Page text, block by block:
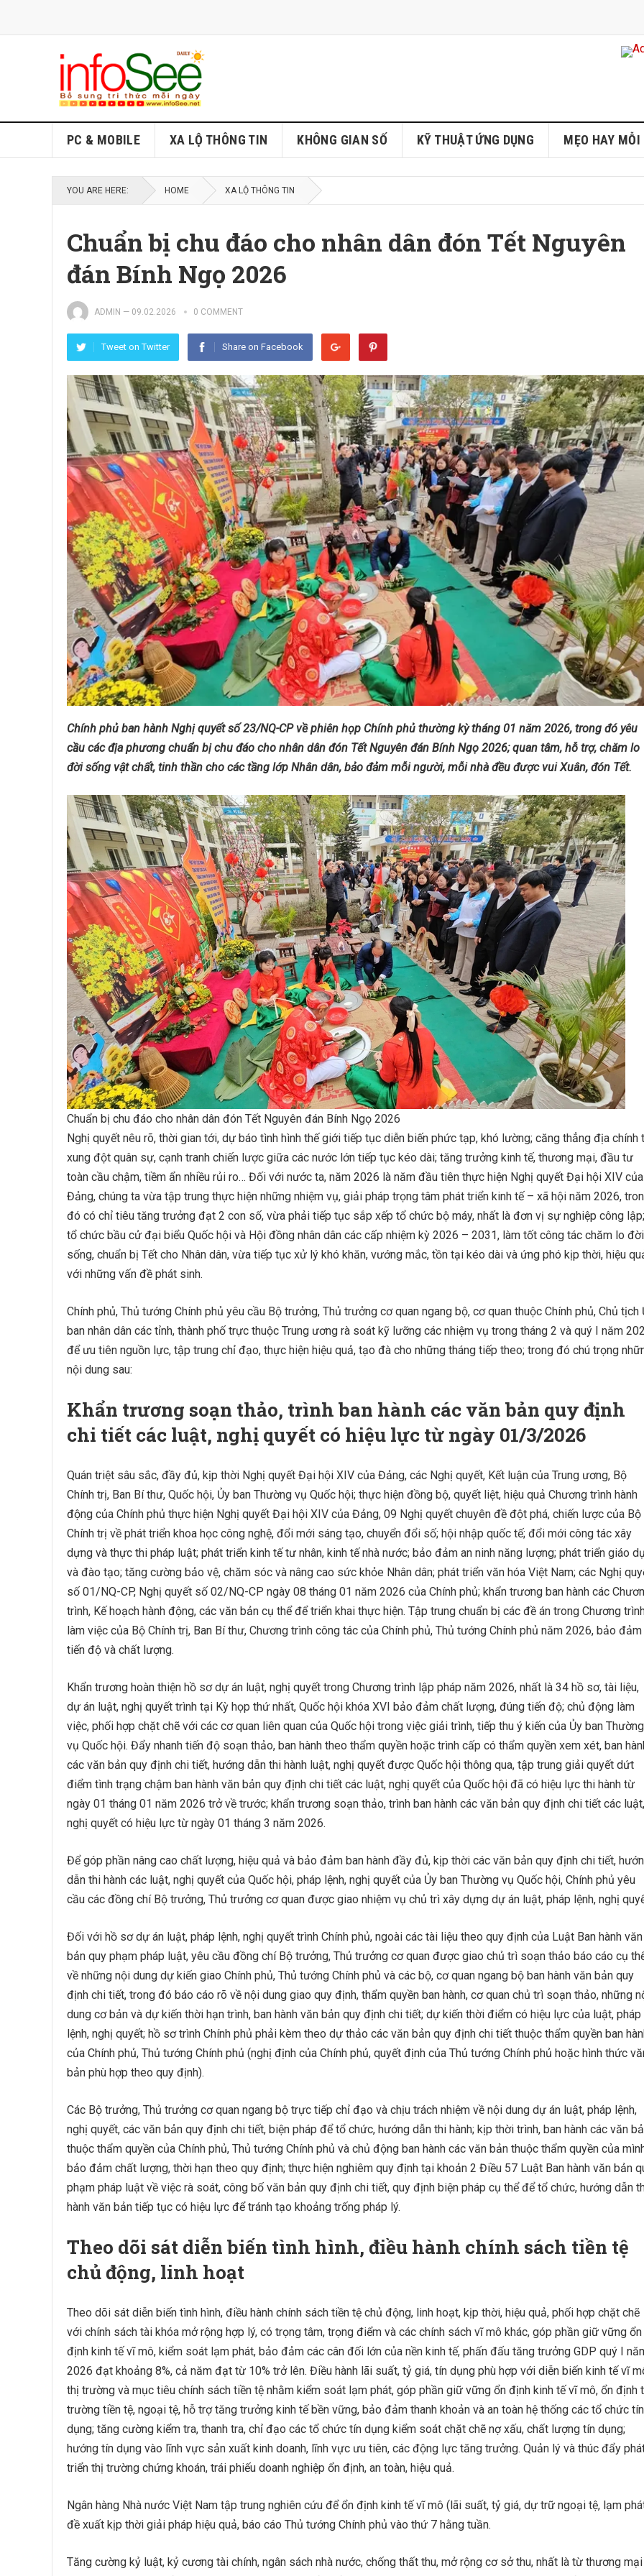
PC & MOBILE XA LỘ THÔNG TIN KHÔNG GIAN SỐ KỸ THUẬT ỨNG DỤNG MẸO HAY MỖI
YOU ARE HERE: HOME XA LỘ THÔNG TIN
Chuẩn bị chu đáo cho nhân dân đón Tết Nguyên
đán Bính Ngọ 2026
ADMIN — 09.02.2026 0 COMMENT
Tweet on Twitter Share on Facebook
Chính phủ ban hành Nghị quyết số 23/NQ-CP về phiên họp Chính phủ thường kỳ tháng 01 năm 2026, trong đó yêu
cầu các địa phương chuẩn bị chu đáo cho nhân dân đón Tết Nguyên đán Bính Ngọ 2026; quan tâm, hỗ trợ, chăm lo
đời sống vật chất, tinh thần cho các tầng lớp Nhân dân, bảo đảm mỗi người, mỗi nhà đều được vui Xuân, đón Tết.
Chuẩn bị chu đáo cho nhân dân đón Tết Nguyên đán Bính Ngọ 2026
Nghị quyết nêu rõ, thời gian tới, dự báo tình hình thế giới tiếp tục diễn biến phức tạp, khó lường; căng thẳng địa chính
xung đột quân sự, cạnh tranh chiến lược giữa các nước lớn tiếp tục kéo dài; tăng trưởng kinh tế, thương mại, đầu tư
toàn cầu chậm, tiềm ẩn nhiều rủi ro… Đối với nước ta, năm 2026 là năm đầu tiên thực hiện Nghị quyết Đại hội XIV của
Đảng, chúng ta vừa tập trung thực hiện những nhiệm vụ, giải pháp trọng tâm phát triển kinh tế – xã hội năm 2026,
đó có chỉ tiêu tăng trưởng đạt 2 con số, vừa phải tiếp tục sắp xếp tổ chức bộ máy, nhất là đơn vị sự nghiệp công lập;
tổ chức bầu cử đại biểu Quốc hội và Hội đồng nhân dân các cấp nhiệm kỳ 2026 – 2031, làm tốt công tác chăm lo đời
sống, chuẩn bị Tết cho Nhân dân, vừa tiếp tục xử lý khó khăn, vướng mắc, tồn tại kéo dài và ứng phó kịp thời, hiệu
với những vấn đề phát sinh.
Chính phủ, Thủ tướng Chính phủ yêu cầu Bộ trưởng, Thủ trưởng cơ quan ngang bộ, cơ quan thuộc Chính phủ, Chủ tịch
ban nhân dân các tỉnh, thành phố trực thuộc Trung ương rà soát kỹ lưỡng các nhiệm vụ trong tháng 2 và quý I năm
để ưu tiên nguồn lực, tập trung chỉ đạo, thực hiện hiệu quả, tạo đà cho những tháng tiếp theo; trong đó chú trọng
nội dung sau:
Khẩn trương soạn thảo, trình ban hành các văn bản quy định
chi tiết các luật, nghị quyết có hiệu lực từ ngày 01/3/2026
Quán triệt sâu sắc, đầy đủ, kịp thời Nghị quyết Đại hội XIV của Đảng, các Nghị quyết, Kết luận của Trung ương, Bộ
Chính trị, Ban Bí thư, Quốc hội, Ủy ban Thường vụ Quốc hội; thực hiện đồng bộ, quyết liệt, hiệu quả Chương trình hành
động của Chính phủ thực hiện Nghị quyết Đại hội XIV của Đảng, 09 Nghị quyết chuyên đề đột phá, chiến lược của Bộ
Chính trị về phát triển khoa học công nghệ, đổi mới sáng tạo, chuyển đổi số; hội nhập quốc tế; đổi mới công tác xây
dựng và thực thi pháp luật; phát triển kinh tế tư nhân, kinh tế nhà nước; bảo đảm an ninh năng lượng; phát triển giáo
và đào tạo; tăng cường bảo vệ, chăm sóc và nâng cao sức khỏe Nhân dân; phát triển văn hóa Việt Nam; các Nghị
số 01/NQ-CP, Nghị quyết số 02/NQ-CP ngày 08 tháng 01 năm 2026 của Chính phủ; khẩn trương ban hành các
trình, Kế hoạch hành động, các văn bản cụ thể để triển khai thực hiện. Tập trung chuẩn bị các đề án trong Chương
làm việc của Bộ Chính trị, Ban Bí thư, Chương trình công tác của Chính phủ, Thủ tướng Chính phủ năm 2026, bảo đảm
tiến độ và chất lượng.
Khẩn trương hoàn thiện hồ sơ dự án luật, nghị quyết trong Chương trình lập pháp năm 2026, nhất là 34 hồ sơ, tài liệu,
dự án luật, nghị quyết trình tại Kỳ họp thứ nhất, Quốc hội khóa XVI bảo đảm chất lượng, đúng tiến độ; chủ động làm
việc, phối hợp chặt chẽ với các cơ quan liên quan của Quốc hội trong việc giải trình, tiếp thu ý kiến của Ủy ban Thường
vụ Quốc hội. Đẩy nhanh tiến độ soạn thảo, ban hành theo thẩm quyền hoặc trình cấp có thẩm quyền xem xét, ban
các văn bản quy định chi tiết, hướng dẫn thi hành luật, nghị quyết được Quốc hội thông qua, tập trung giải quyết dứt
điểm tình trạng chậm ban hành văn bản quy định chi tiết các luật, nghị quyết của Quốc hội đã có hiệu lực thi hành từ
ngày 01 tháng 01 năm 2026 trở về trước; khẩn trương soạn thảo, trình ban hành các văn bản quy định chi tiết các luật,
nghị quyết có hiệu lực từ ngày 01 tháng 3 năm 2026.
Để góp phần nâng cao chất lượng, hiệu quả và bảo đảm ban hành đầy đủ, kịp thời các văn bản quy định chi tiết,
dẫn thi hành các luật, nghị quyết của Quốc hội, pháp lệnh, nghị quyết của Ủy ban Thường vụ Quốc hội, Chính phủ yêu
cầu các đồng chí Bộ trưởng, Thủ trưởng cơ quan được giao nhiệm vụ chủ trì xây dựng dự án luật, pháp lệnh, nghị
Đối với hồ sơ dự án luật, pháp lệnh, nghị quyết trình Chính phủ, ngoài các tài liệu theo quy định của Luật Ban hành văn
bản quy phạm pháp luật, yêu cầu đồng chí Bộ trưởng, Thủ trưởng cơ quan được giao chủ trì soạn thảo báo cáo cụ
về những nội dung dự kiến giao Chính phủ, Thủ tướng Chính phủ và các bộ, cơ quan ngang bộ ban hành văn bản quy
định chi tiết, trong đó báo cáo rõ về nội dung giao quy định, thẩm quyền ban hành, cơ quan chủ trì soạn thảo, những
dung cơ bản và dự kiến thời hạn trình, ban hành văn bản quy định chi tiết; dự kiến thời điểm có hiệu lực của luật, pháp
lệnh, nghị quyết; hồ sơ trình Chính phủ phải kèm theo dự thảo các văn bản quy định chi tiết thuộc thẩm quyền ban
của Chính phủ, Thủ tướng Chính phủ (nghị định của Chính phủ, quyết định của Thủ tướng Chính phủ hoặc hình thức
bản phù hợp theo quy định).
Các Bộ trưởng, Thủ trưởng cơ quan ngang bộ trực tiếp chỉ đạo và chịu trách nhiệm về nội dung dự án luật, pháp lệnh,
nghị quyết, các văn bản quy định chi tiết, biện pháp để tổ chức, hướng dẫn thi hành; kịp thời trình, ban hành các văn
thuộc thẩm quyền của Chính phủ, Thủ tướng Chính phủ và chủ động ban hành các văn bản thuộc thẩm quyền của
bảo đảm chất lượng, thời hạn theo quy định; thực hiện nghiêm quy định tại khoản 2 Điều 57 Luật Ban hành văn bản
phạm pháp luật về việc rà soát, công bố văn bản quy định chi tiết, quy định biện pháp cụ thể để tổ chức, hướng dẫn
hành văn bản tiếp tục có hiệu lực để tránh tạo khoảng trống pháp lý.
Theo dõi sát diễn biến tình hình, điều hành chính sách tiền tệ
chủ động, linh hoạt
Theo dõi sát diễn biến tình hình, điều hành chính sách tiền tệ chủ động, linh hoạt, kịp thời, hiệu quả, phối hợp chặt chẽ
với chính sách tài khóa mở rộng hợp lý, có trọng tâm, trọng điểm và các chính sách vĩ mô khác, góp phần giữ vững ổn
định kinh tế vĩ mô, kiểm soát lạm phát, bảo đảm các cân đối lớn của nền kinh tế, phấn đấu tăng trưởng GDP quý I
2026 đạt khoảng 8%, cả năm đạt từ 10% trở lên. Điều hành lãi suất, tỷ giá, tín dụng phù hợp với diễn biến kinh tế vĩ
thị trường và mục tiêu chính sách tiền tệ nhằm kiểm soát lạm phát, góp phần giữ vững ổn định kinh tế vĩ mô, ổn định
trường tiền tệ, ngoại tệ, hỗ trợ tăng trưởng kinh tế bền vững, bảo đảm thanh khoản và an toàn hệ thống các tổ chức tín
dụng; tăng cường kiểm tra, thanh tra, chỉ đạo các tổ chức tín dụng kiểm soát chặt chẽ nợ xấu, chất lượng tín dụng;
hướng tín dụng vào lĩnh vực sản xuất kinh doanh, lĩnh vực ưu tiên, các động lực tăng trưởng. Quản lý và thúc đẩy
triển thị trường chứng khoán, trái phiếu doanh nghiệp ổn định, an toàn, hiệu quả.
Ngân hàng Nhà nước Việt Nam tập trung nghiên cứu để ổn định kinh tế vĩ mô (lãi suất, tỷ giá, dự trữ ngoại tệ, lạm
đề xuất kịp thời giải pháp hiệu quả, báo cáo Thủ tướng Chính phủ vào thứ 7 hằng tuần.
Tăng cường kỷ luật, kỷ cương tài chính, ngân sách nhà nước, chống thất thu, mở rộng cơ sở thu, nhất là từ thương mại